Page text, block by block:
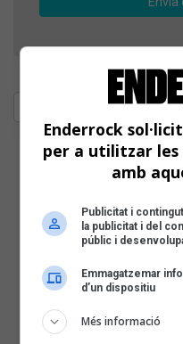
Enderrock
per a utilitzar les
amb
Publicitat i
la publicitat i del
públic i
Emmagatzemar
d’un dispositiu
Més informació